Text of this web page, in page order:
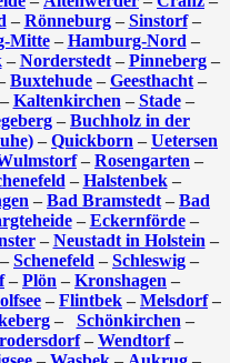
– Rönneburg– Sinstorf–
Mitte– Hamburg-Nord –
– Norderstedt– Pinneberg–
Buxtehude – Geesthacht –
– Kaltenkirchen – Stade–
– Buchholz in der
– Quickborn – Uetersen
– Rosengarten –
– Halstenbek–
– Bad Bramstedt – Bad
– Eckernförde–
– Neustadt in Holstein –
– Schenefeld – Schleswig –
– Plön – Kronshagen –
– Flintbek – Melsdorf–
– Schönkirchen –
– Wendtorf–